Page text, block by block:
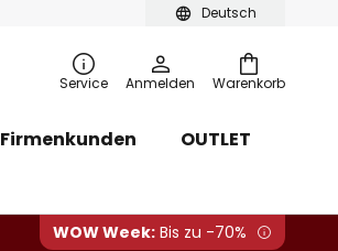
Deutsch
Warenkorb
Service Anmelden
Firmenkunden
OUTLET
WOW Week: Bis zu -70%